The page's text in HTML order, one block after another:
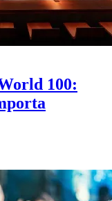
100: